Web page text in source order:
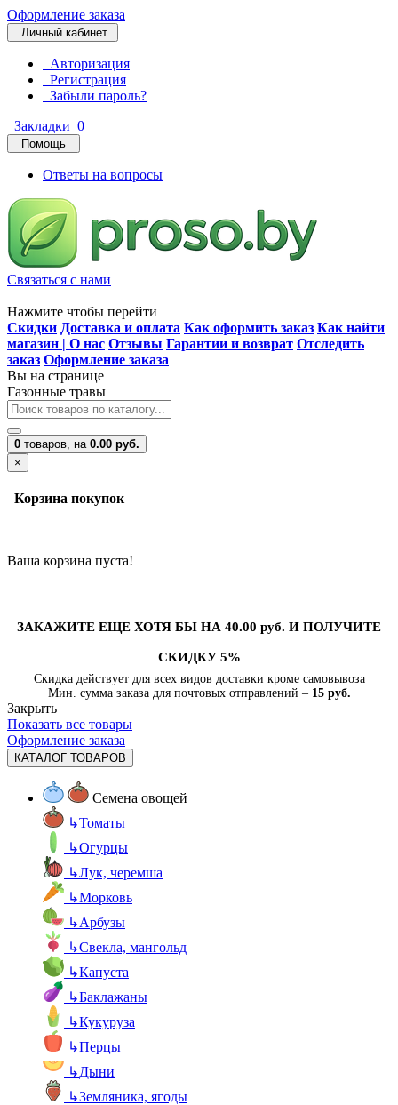
Оформление заказа
Личный кабинет
Авторизация
Регистрация
Забыли пароль?
Закладки 0
Помощь
Ответы на вопросы
Связаться с нами
Нажмите чтобы перейти
Скидки Доставка и оплата Как оформить заказ Как найти
магазин | О нас Отзывы Гарантии и возврат Отследить
заказ Оформление заказа
Вы на странице
Газонные травы
0 товаров, на 0.00 руб.
×
Корзина покупок
Ваша корзина пуста!
ЗАКАЖИТЕ ЕЩЕ ХОТЯ БЫ НА 40.00 руб. И ПОЛУЧИТЕ
СКИДКУ 5%
Скидка действует для всех видов доставки кроме самовывоза
Мин. сумма заказа для почтовых отправлений – 15 руб.
Закрыть
Показать все товары
Оформление заказа
КАТАЛОГ ТОВАРОВ
Семена овощей
↳Томаты
↳Огурцы
↳Лук, черемша
↳Морковь
↳Арбузы
↳Свекла, мангольд
↳Капуста
↳Баклажаны
↳Кукуруза
↳Перцы
↳Дыни
↳Земляника, ягоды